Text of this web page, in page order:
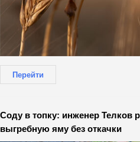
Перейти
Соду в топку: инженер Телков
выгребную яму без откачки